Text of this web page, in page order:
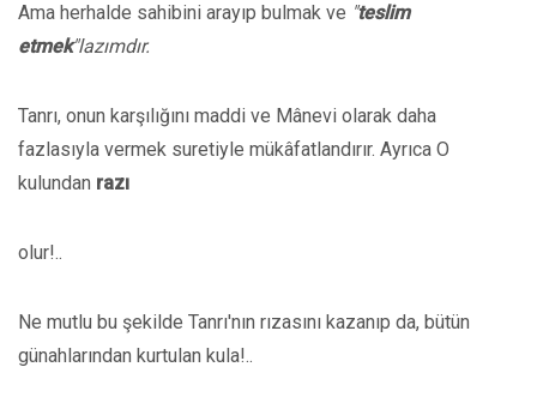
Ama herhalde sahibini arayıp bulmak ve "teslim
etmek"lazımdır.
Tanrı, onun karşılığını maddi ve Mânevi olarak daha
fazlasıyla vermek suretiyle mükâfatlandırır. Ayrıca O
kulundan razı
olur!..
Ne mutlu bu şekilde Tanrı'nın rızasını kazanıp da, bütün
günahlarından kurtulan kula!..